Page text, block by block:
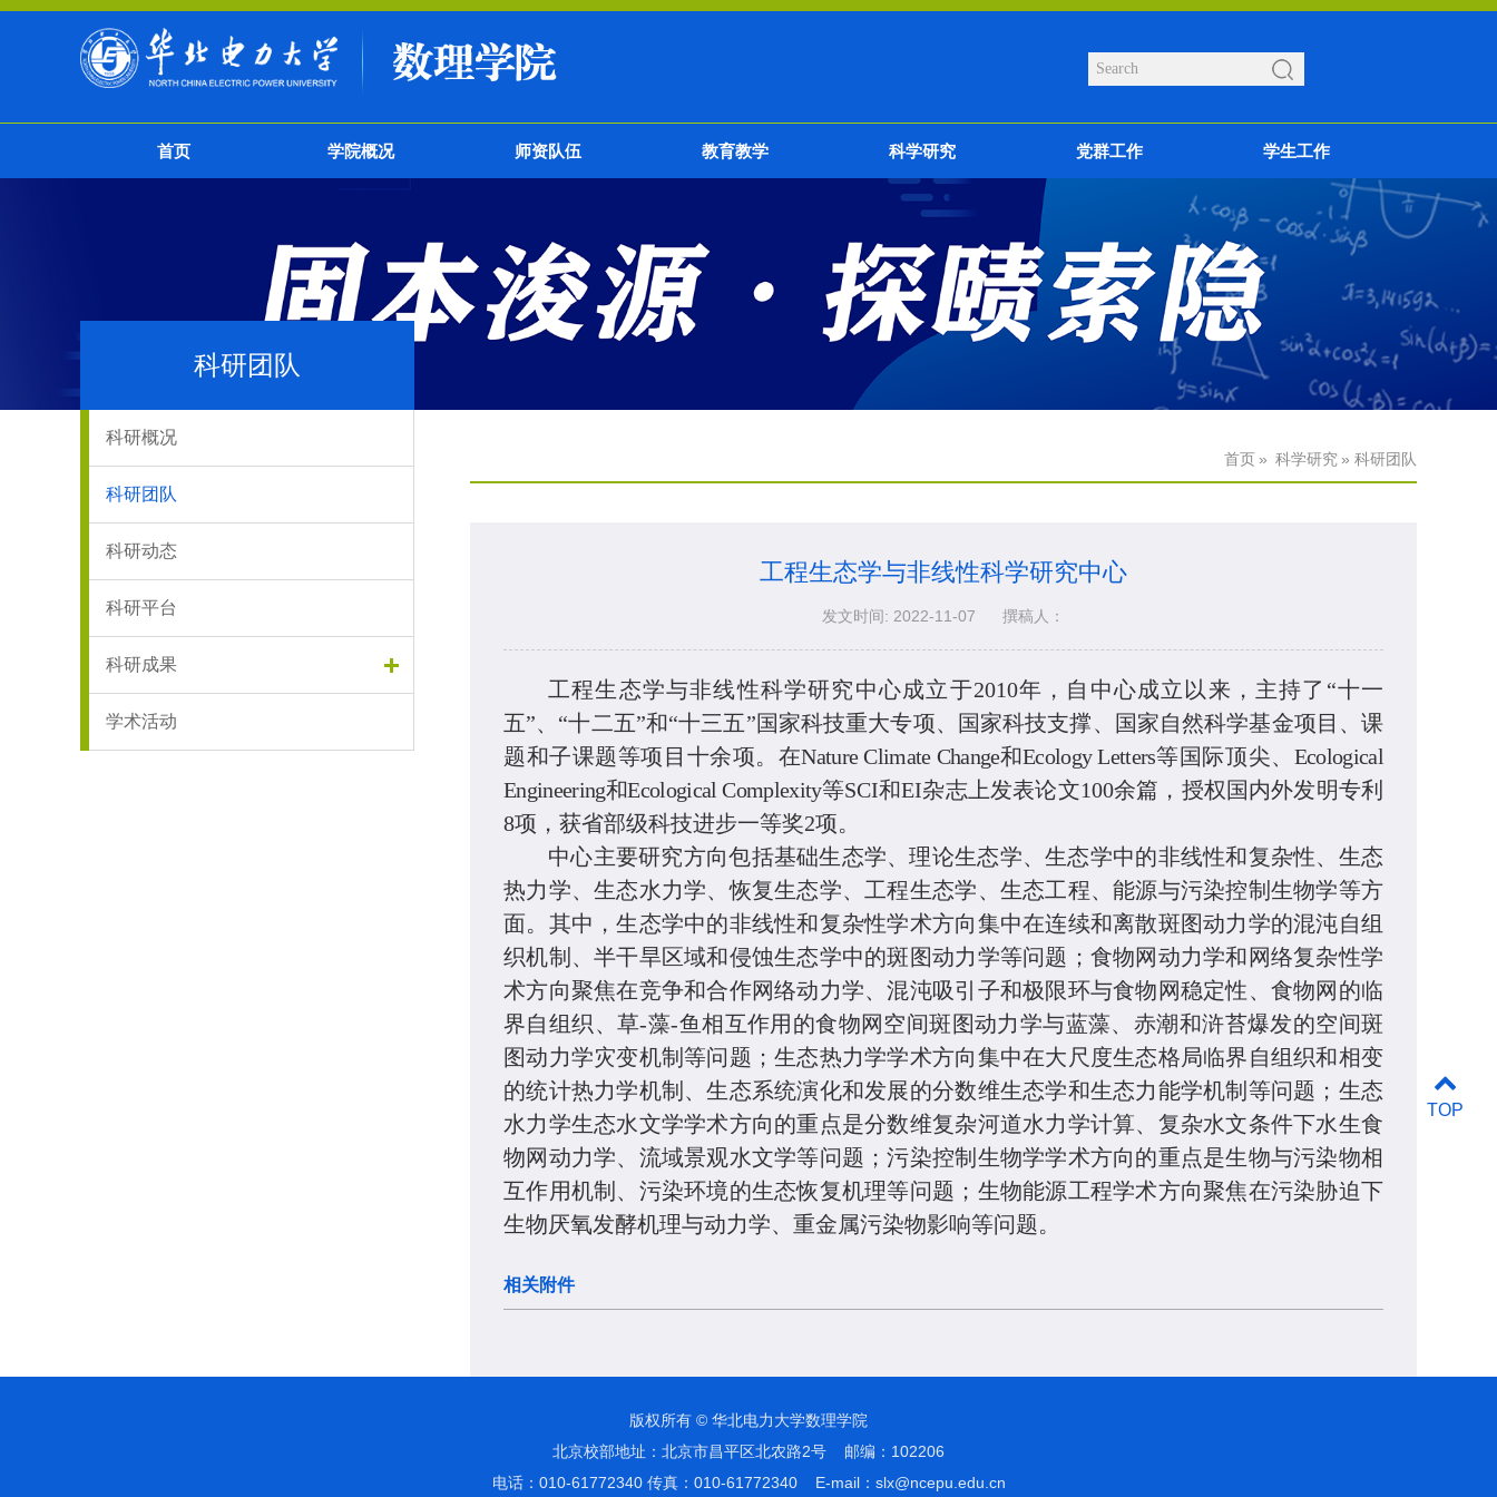
首页 学院概况 师资队伍 教育教学 科学研究 党群工作 学生工作
科研团队
科研概况
科研团队
科研动态
科研平台
科研成果
学术活动
首页 » 科学研究 » 科研团队
工程生态学与非线性科学研究中心
发文时间: 2022-11-07 撰稿人：
工程生态学与非线性科学研究中心成立于2010年，自中心成立以来， 主持了 “十一
五”、“十二五”和“十三五”国家科技重大专项、国家科技支撑、 国家自然科学基金项目 、课
题和子课题等项目十余项。在Nature Climate Change和Ecology Letters等国际顶尖、 Ecological
Engineering和EcologicalComplexity等SCI和EI杂志上发表论文100余篇，授权 国内外发明专利
8项，获省部级科技进步一等奖2项。
中心主要研究方向包括基础生态学、理论生态学、生态学中的非线性和复杂性、生态
热力学、生态水力学、恢复生态学、工程生态学、生态工程、能源与污染控制生物学等方
面。 其中，生态学中的非线性和复杂性学术方向集中在连续和离散斑图动力学的混沌自组
织机制、半干旱区域和侵蚀生态学中的斑图动力学等问题；食物网动力学和网络复杂性学
术方向聚焦在竞争和合作网络动力学、混沌吸引子和极限环与食物网稳定性、食物网的临
界自组织、草-藻-鱼相互作用的食物网空间斑图动力学与蓝藻、赤潮和浒苔爆发的空间斑
图动力学灾变机制等问题；生态热力学学术方向集中在大尺度生态格局临界自组织和相变
的统计热力学机制、生态系统演化和发展的分数维生态学和生态力能学机制等问题；生态
水力学生态水文学学术方向的重点是分数维复杂河道水力学计算、复杂水文条件下水生食
物网动力学、流域景观水文学等问题；污染控制生物学学术方向的重点是生物与污染物相
互作用机制、污染环境的生态恢复机理等问题；生物能源工程学术方向聚焦在污染胁迫下
生物厌氧发酵机理与动力学、重金属污染物影响等问题。
相关附件
版权所有 © 华北电力大学数理学院
北京校部地址：北京市昌平区北农路2号 邮编：102206
电话：010-61772340 传真：010-61772340 E-mail：slx@ncepu.edu.cn
TOP